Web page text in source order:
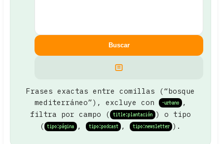
Buscar
Frases exactas entre comillas (“bosque
mediterráneo”), excluye con -urbano ,
filtra por campo ( title:plantación ) o tipo
( tipo:página , tipo:podcast , tipo:newsletter ).